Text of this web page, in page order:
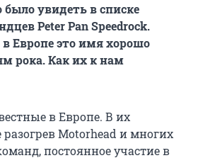
было увидеть в списке
Peter Pan Speedrock.
Европе это имя хорошо
рока. Как их к нам
в Европе. В их
Motorhead и многих
постоянное участие в